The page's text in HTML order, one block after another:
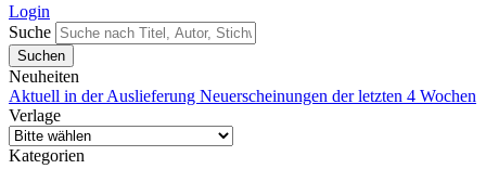
Login
Suche
Neuheiten
Aktuell in der Auslieferung Neuerscheinungen der letzten 4 Wochen
Verlage
Kategorien